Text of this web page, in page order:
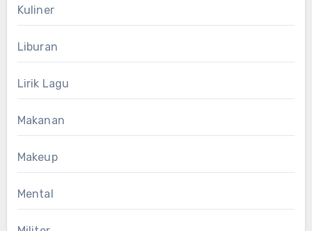
Kuliner
Liburan
Lirik Lagu
Makanan
Makeup
Mental